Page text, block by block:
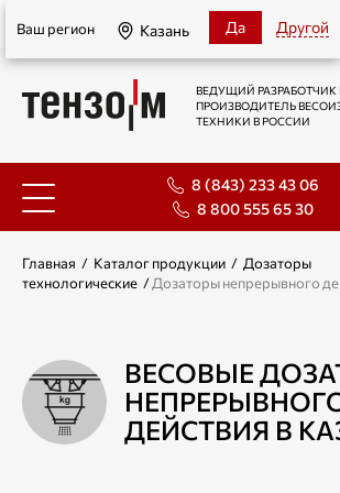
Казань
Ваш регион Казань Да Другой
ВЕДУЩИЙ РАЗРАБОТЧИК
ПРОИЗВОДИТЕЛЬ
ТЕХНИКИ В РОССИИ
8 (843) 233 43 06
8 800 555 65 30
Главная / Каталог продукции / Дозаторы
технологические /Дозаторы непрерывного
ВЕСОВЫЕ
ДЕЙСТВИЯ В